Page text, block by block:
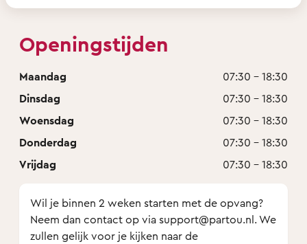
Openingstijden
Maandag
07:30 - 18:30
Dinsdag
07:30 - 18:30
Woensdag
07:30 - 18:30
Donderdag
07:30 - 18:30
Vrijdag
07:30 - 18:30
Wil je binnen 2 weken starten met de opvang?
Neem dan contact op via support@partou.nl. We
zullen gelijk voor je kijken naar de